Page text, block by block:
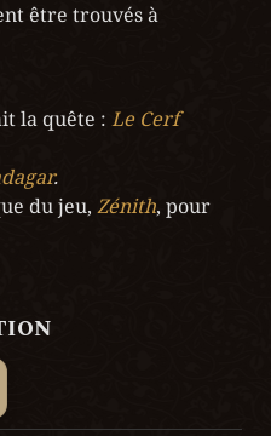
être trouvés à
la quête : Le Cerf
du jeu, Zénith